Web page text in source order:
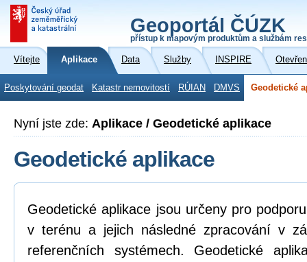
Geoportál ČÚZK
přístup k mapovým produktům a službám
Vítejte Aplikace Data Služby INSPIRE
Poskytování geodat Katastr nemovitostí RÚIAN DMVS Geodetické
Nyní jste zde: Aplikace / Geodetické aplikace
Geodetické aplikace
Geodetické aplikace jsou určeny pro
v terénu a jejich následné zpracování v
referenčních systémech. Geodetické